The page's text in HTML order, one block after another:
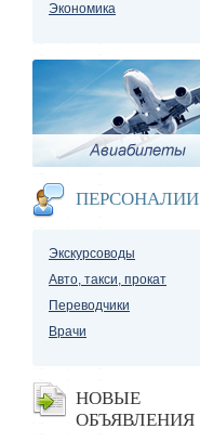
Экономика
ПЕРСОНАЛИИ
Экскурсоводы
Авто, такси, прокат
Переводчики
Врачи
НОВЫЕ
ОБЪЯВЛЕНИЯ